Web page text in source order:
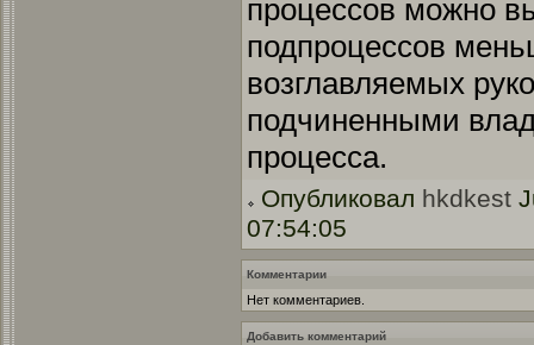
процессов можно
подпроцессов
возглавляемых
подчиненными
процесса.
Опубликовал hkdkest
07:54:05
Комментарии
Нет комментариев.
Добавить комментарий